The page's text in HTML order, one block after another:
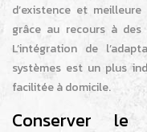
d’existence et
grâce au recours à
L’intégration de
systèmes est un plus
facilitée à domicile.
Conserver le